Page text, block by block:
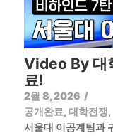
Video By 대
료!
2월 8, 2026 /
공개완료, 대학전쟁,
서울대 이공계팀과